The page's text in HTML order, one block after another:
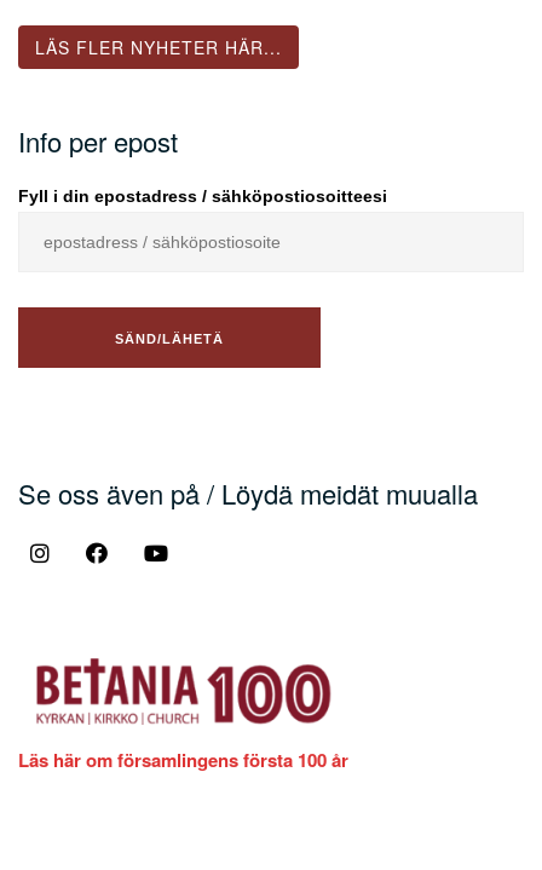
LÄS FLER NYHETER HÄR...
Info per epost
Fyll i din epostadress / sähköpostiosoitteesi
Se oss även på / Löydä meidät muualla
Läs här om församlingens första 100 år